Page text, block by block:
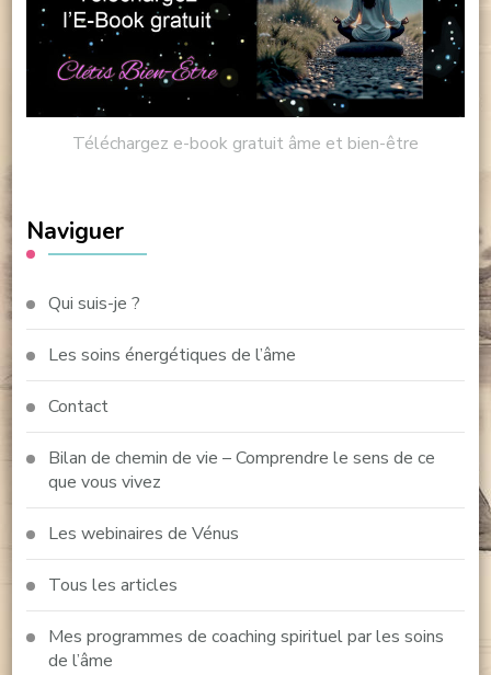
Téléchargez e-book gratuit âme et bien-être
Naviguer
Qui suis-je ?
Les soins énergétiques de l’âme
Contact
Bilan de chemin de vie – Comprendre le sens de ce
que vous vivez
Les webinaires de Vénus
Tous les articles
Mes programmes de coaching spirituel par les soins
de l’âme